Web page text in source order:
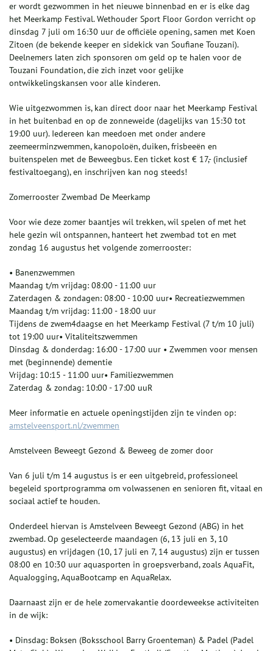
er wordt gezwommen in het nieuwe binnenbad en er is elke dag
het Meerkamp Festival. Wethouder Sport Floor Gordon verricht op
dinsdag 7 juli om 16:30 uur de officiële opening, samen met Koen
Zitoen (de bekende keeper en sidekick van Soufiane Touzani).
Deelnemers laten zich sponsoren om geld op te halen voor de
Touzani Foundation, die zich inzet voor gelijke
ontwikkelingskansen voor alle kinderen.
Wie uitgezwommen is, kan direct door naar het Meerkamp Festival
in het buitenbad en op de zonneweide (dagelijks van 15:30 tot
19:00 uur). Iedereen kan meedoen met onder andere
zeemeerminzwemmen, kanopoloën, duiken, frisbeeën en
buitenspelen met de Beweegbus. Een ticket kost € 17,- (inclusief
festivaltoegang), en inschrijven kan nog steeds!
Zomerrooster Zwembad De Meerkamp
Voor wie deze zomer baantjes wil trekken, wil spelen of met het
hele gezin wil ontspannen, hanteert het zwembad tot en met
zondag 16 augustus het volgende zomerrooster:
• Banenzwemmen
Maandag t/m vrijdag: 08:00 - 11:00 uur
Zaterdagen & zondagen: 08:00 - 10:00 uur• Recreatiezwemmen
Maandag t/m vrijdag: 11:00 - 18:00 uur
Tijdens de zwem4daagse en het Meerkamp Festival (7 t/m 10 juli)
tot 19:00 uur• Vitaliteitszwemmen
Dinsdag & donderdag: 16:00 - 17:00 uur • Zwemmen voor mensen
met (beginnende) dementie
Vrijdag: 10:15 - 11:00 uur• Familiezwemmen
Zaterdag & zondag: 10:00 - 17:00 uuR
Meer informatie en actuele openingstijden zijn te vinden op:
amstelveensport.nl/zwemmen
Amstelveen Beweegt Gezond & Beweeg de zomer door
Van 6 juli t/m 14 augustus is er een uitgebreid, professioneel
begeleid sportprogramma om volwassenen en senioren fit, vitaal en
sociaal actief te houden.
Onderdeel hiervan is Amstelveen Beweegt Gezond (ABG) in het
zwembad. Op geselecteerde maandagen (6, 13 juli en 3, 10
augustus) en vrijdagen (10, 17 juli en 7, 14 augustus) zijn er tussen
08:00 en 10:30 uur aquasporten in groepsverband, zoals AquaFit,
AquaJogging, AquaBootcamp en AquaRelax.
Daarnaast zijn er de hele zomervakantie doordeweekse activiteiten
in de wijk:
• Dinsdag: Boksen (Boksschool Barry Groenteman) & Padel (Padel